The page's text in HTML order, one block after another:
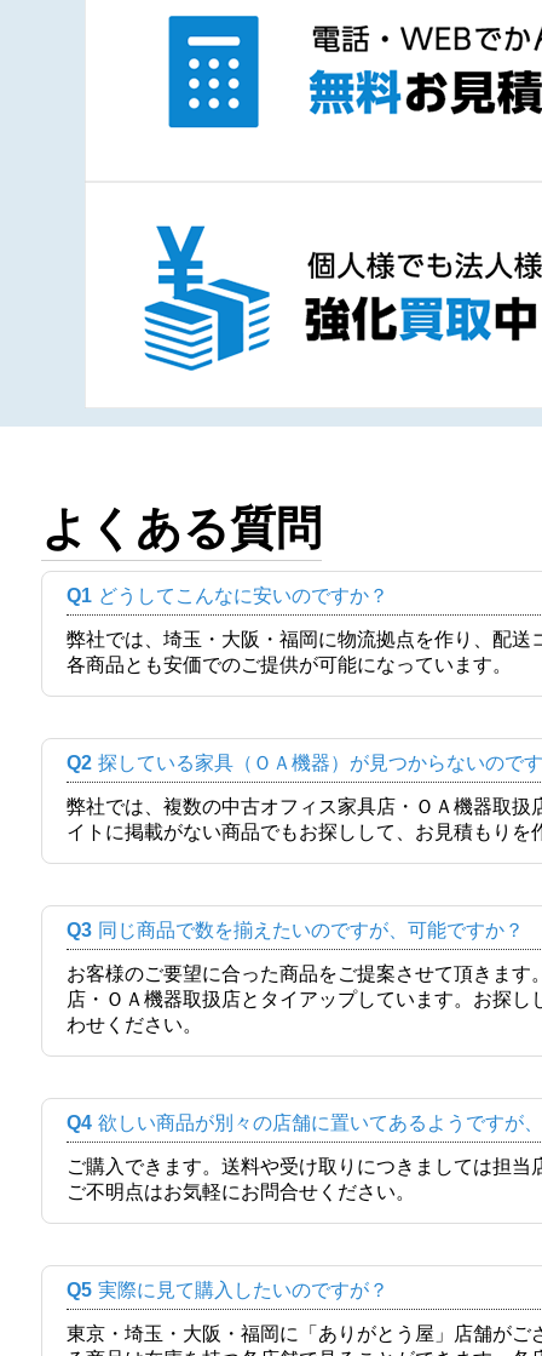
よくある質問
Q1 どうしてこんなに安いのですか？
弊社では、埼玉・大阪・福岡に物流拠点を作り、配
各商品とも安価でのご提供が可能になっています。
Q2 探している家具（ＯＡ機器）が見つからないので
弊社では、複数の中古オフィス家具店・ＯＡ機器取
イトに掲載がない商品でもお探しして、お見積もりを
Q3 同じ商品で数を揃えたいのですが、可能ですか？
お客様のご要望に合った商品をご提案させて頂きま
店・ＯＡ機器取扱店とタイアップしています。お探
わせください。
Q4 欲しい商品が別々の店舗に置いてあるようですが
ご購入できます。送料や受け取りにつきましては担
ご不明点はお気軽にお問合せください。
Q5 実際に見て購入したいのですが？
東京・埼玉・大阪・福岡に「ありがとう屋」店舗が